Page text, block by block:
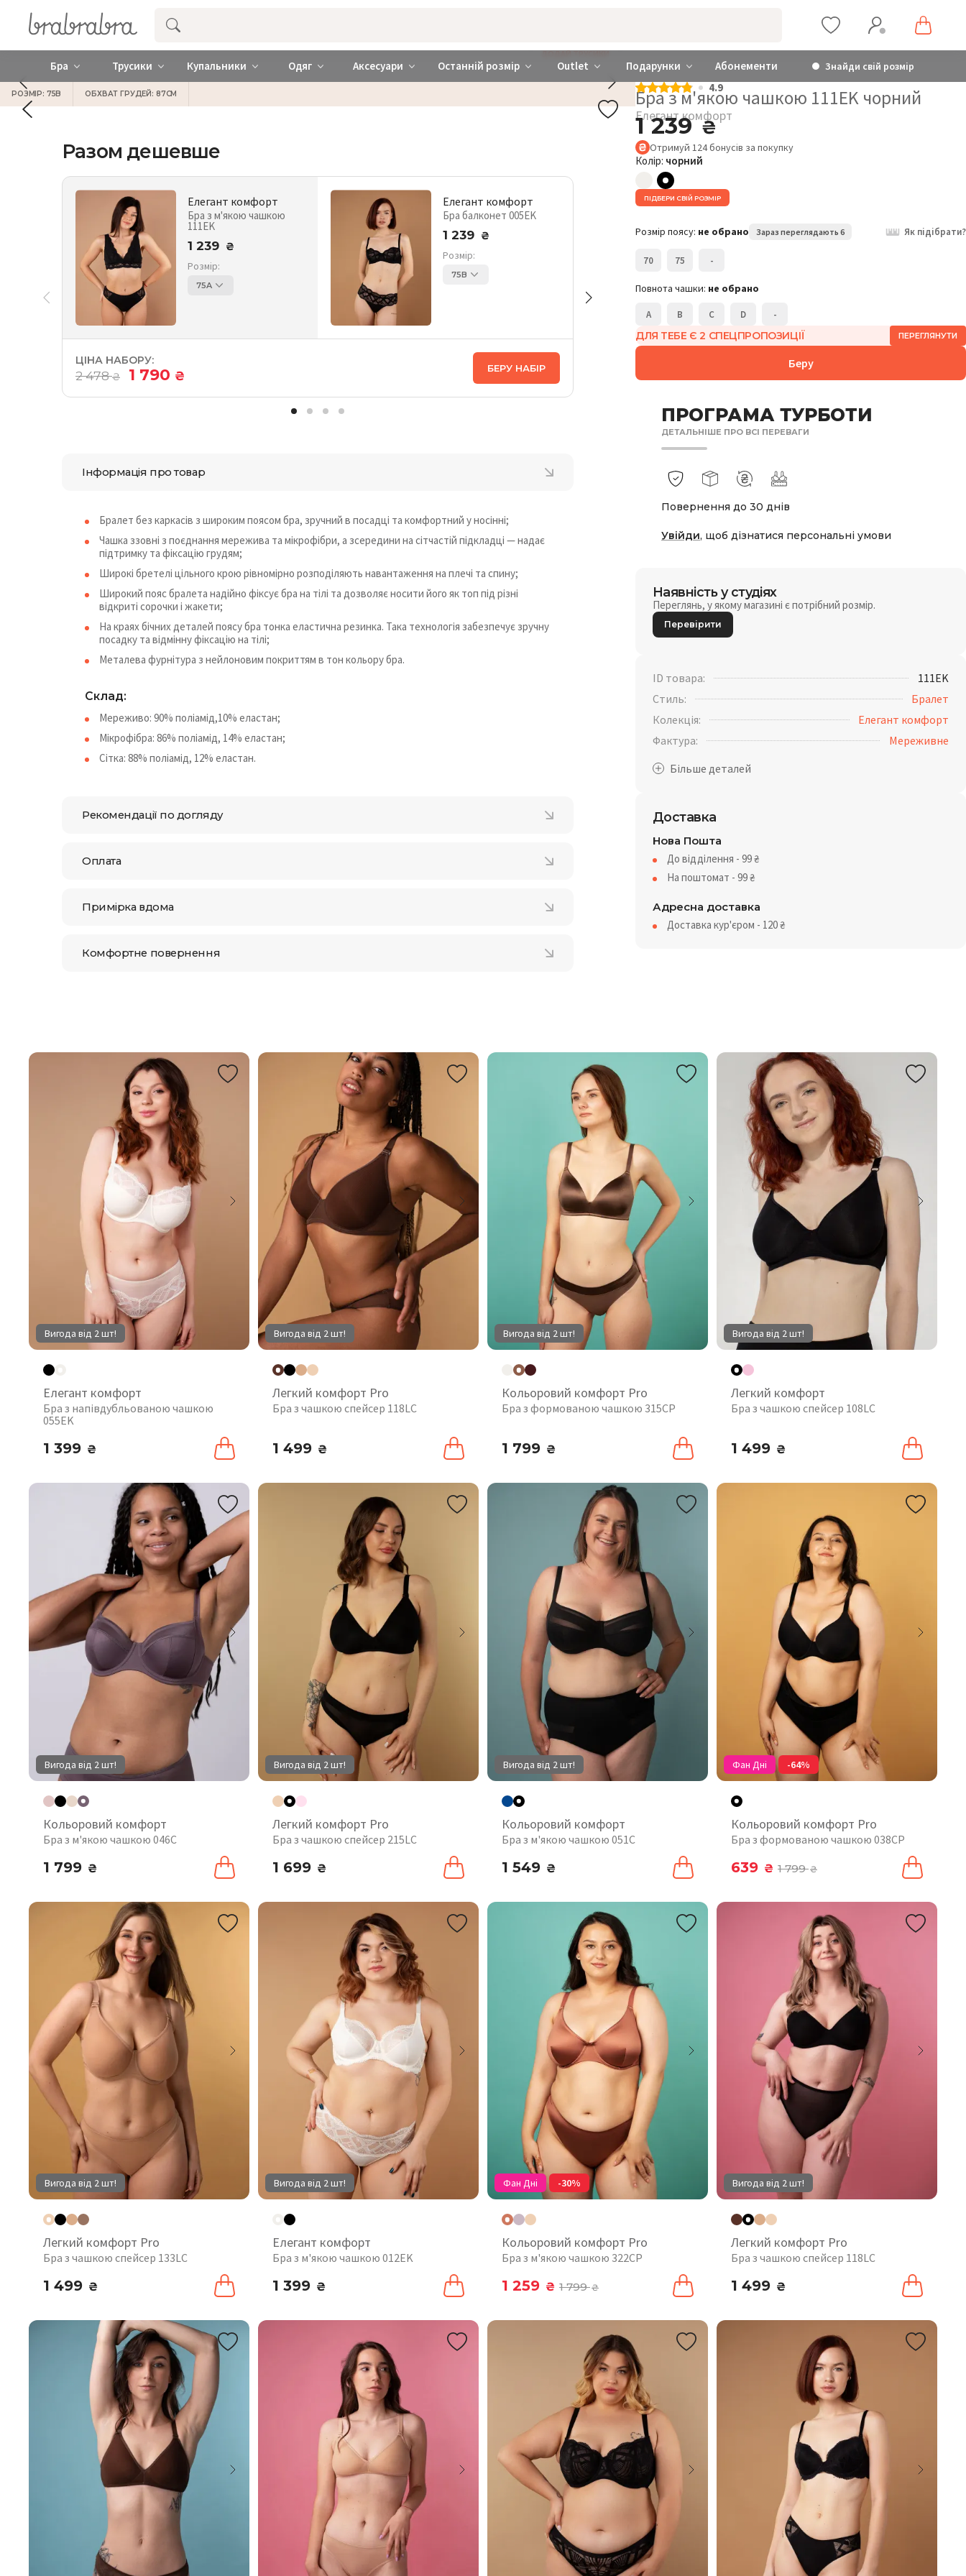
Купити нижню жіночу білизну ❤️ brabrabra ❤️ Київ та Україна
Бра Трусики Купальники Одяг Аксесуари Останній розмір Outlet Подарунки Абонементи Знайди свій розмір
ДОДАЙ ТРУСИКИ
РОЗМІР: 75B ОБХВАТ ГРУДЕЙ: 87СМ 4.9
Бра з м'якою чашкою 111EK чорний
Елегант комфорт
1 239₴
Отримуй 124бонусів за покупку
Колір: чорний
ПІДБЕРИ СВІЙ РОЗМІР
Розмір поясу: не обрано Зараз переглядають 6 Як підібрати?
70 75 -
Повнота чашки: не обрано
A B C D -
ДЛЯ ТЕБЕ Є 2 СПЕЦПРОПОЗИЦІЇ ПЕРЕГЛЯНУТИ
Беру
ПРОГРАМА ТУРБОТИ
ДЕТАЛЬНІШЕ ПРО ВСІ ПЕРЕВАГИ
Повернення до 30 днів
Увійди, щоб дізнатися персональні умови
Наявність у студіях
Переглянь, у якому магазині є потрібний розмір.
Перевірити
ID товара:
111EK
Стиль:
Бралет
Колекція:
Елегант комфорт
Фактура:
Мереживне
Доставка
Нова Пошта
До відділення - 99₴
На поштомат - 99₴
Адресна доставка
Доставка кур'єром - 120₴
Разом дешевше
Елегант комфорт
Бра з м'якою чашкою
111EK
1 239 ₴
Розмір:
75A
Елегант комфорт
Бра балконет 005EK
1 239 ₴
Розмір:
75B
ЦІНА НАБОРУ:
2 478₴ 1 790 ₴
БЕРУ НАБІР
Елегант комфорт
111EK
Розмір:
75A
₴
Інформація про товар
Бралет без каркасів з широким поясом бра, зручний в посадці та комфортний у носінні;
Чашка ззовні з поєднання мережива та мікрофібри, а зсередини на сітчастій підкладці — надає
підтримку та фіксацію грудям;
Широкі бретелі цільного крою рівномірно розподіляють навантаження на плечі та спину;
Широкий пояс бралета надійно фіксує бра на тілі та дозволяє носити його як топ під різні
відкриті сорочки і жакети;
На краях бічних деталей поясу бра тонка еластична резинка. Така технологія забезпечує зручну
посадку та відмінну фіксацію на тілі;
Металева фурнітура з нейлоновим покриттям в тон кольору бра.
Cклад:
Мереживо: 90% поліамід,10% еластан;
Мікрофібра: 86% поліамід, 14% еластан;
Сітка: 88% поліамід, 12% еластан.
Рекомендації по догляду
Оплата
Примірка вдома
Комфортне повернення
Вигода від 2 шт!
Елегант комфорт
Бра з напівдубльованою чашкою
055EK
1 399 ₴
Вигода від 2 шт!
Легкий комфорт Pro
Бра з чашкою спейсер 118LC
1 499 ₴
Вигода від 2 шт!
Кольоровий комфорт Pro
Бра з формованою чашкою 315CP
1 799 ₴
Вигода від 2 шт!
Легкий комфорт
Бра з чашкою спейсер 108LC
1 499 ₴
Вигода від 2 шт!
Кольоровий комфорт
Бра з м'якою чашкою 046C
1 799 ₴
Вигода від 2 шт!
Легкий комфорт Pro
Бра з чашкою спейсер 215LC
1 699 ₴
Вигода від 2 шт!
Кольоровий комфорт
Бра з м'якою чашкою 051C
1 549 ₴
Фан Дні -64%
Кольоровий комфорт Pro
Бра з формованою чашкою 038CP
639 ₴ 1 799₴
Вигода від 2 шт!
Легкий комфорт Pro
Бра з чашкою спейсер 133LC
1 499 ₴
Вигода від 2 шт!
Елегант комфорт
Бра з м'якою чашкою 012EK
1 399 ₴
Фан Дні -30%
Кольоровий комфорт Pro
Бра з м'якою чашкою 322CP
1 259 ₴ 1 799₴
Вигода від 2 шт!
Легкий комфорт Pro
Бра з чашкою спейсер 118LC
1 499 ₴